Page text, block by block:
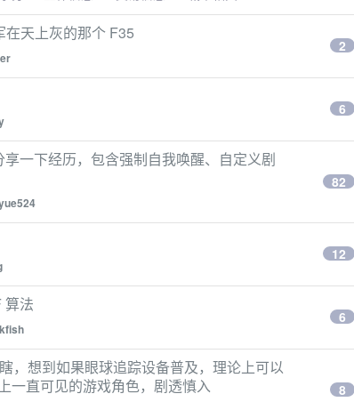
天上灰的那个 F35
2
6
一下经历，包含强制自我唤醒、自定义剧
82
12
算法
6
，想到如果眼球追踪设备普及，理论上可以
一直可见的游戏角色，剧透慎入
8